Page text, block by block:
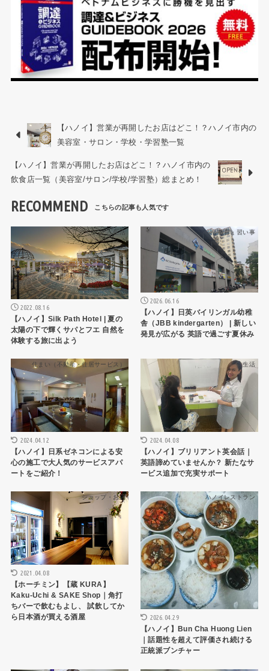
【ハノイ】営業が再開したお店はどこ！？ハノイ市内の
美容室・サロン・学校・学習塾一覧
【ハノイ】営業が再開したお店はどこ！？ハノイ市内の
飲食店一覧（美容室/サロン/学校/学習塾）総まとめ！
RECOMMEND
生活
2022.08.16
【ハノイ】Silk Path Hotel | 夏の
太陽の下で輝くサパとフエ 自然を
体験する旅に出よう
教育・習い事
2026.06.16
【ハノイ】日英バイリンガル幼稚
舎（JBB kindergarten） | 新しい
発見が広がる 英語で過ごす夏休み
住まい（不動産・住居サービス）
2024.04.12
【ハノイ】日系ゼネコンによる安
心の施工で大人気のサービスアパ
ートをご紹介！
生活
2024.04.08
【ハノイ】ブリリアント英会話｜
英語諦めていませんか？ 新たなサ
ービス追加で充実サポート
ショップ・お店
2021.04.08
【ホーチミン】【蔵 KURA】
Kaku-Uchi & SAKE Shop｜角打
ちバーで飲むもよし、 試飲してか
ら日本酒が買える酒屋
ハノイレストラン
2026.04.29
【ハノイ】Bun Cha Huong Lien
｜話題性を超えて評価され続ける
正統派ブンチャー